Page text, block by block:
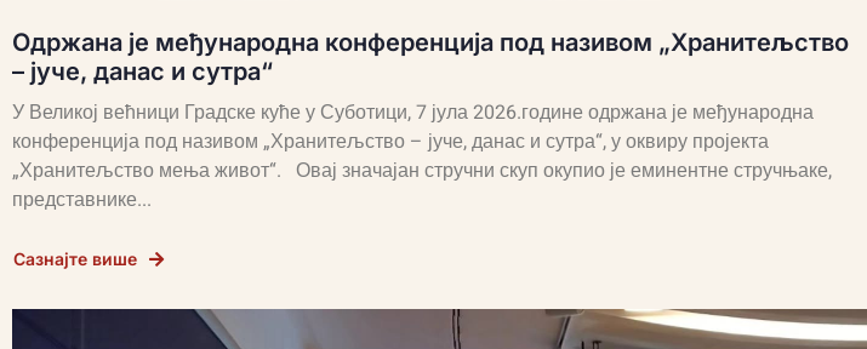
Одржана је међународна конференција под називом „Хранитељство
– јуче, данас и сутра“
У Великој већници Градске куће у Суботици, 7 јула 2026.године одржана је међународна
конференција под називом „Хранитељство – јуче, данас и сутра“, у оквиру пројекта
„Хранитељство мења живот“. Овај значајан стручни скуп окупио је еминентне стручњаке,
представнике...
Сазнајте више